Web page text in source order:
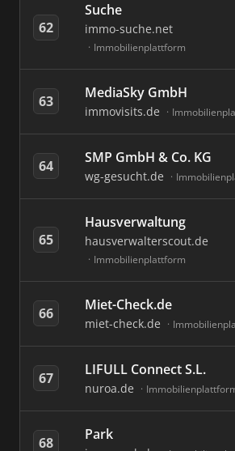
62
Suche
immo-suche.net
Immobilienplattform
63 MediaSky GmbH
immovisits.de
64 SMP GmbH & Co. KG
wg-gesucht.de
65
Hausverwaltung
hausverwalterscout.de
Immobilienplattform
66 Miet-Check.de
miet-check.de
67 LIFULL Connect S.L.
nuroa.de
68 Park